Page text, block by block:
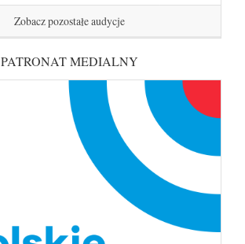
Zobacz pozostałe audycje
PATRONAT MEDIALNY